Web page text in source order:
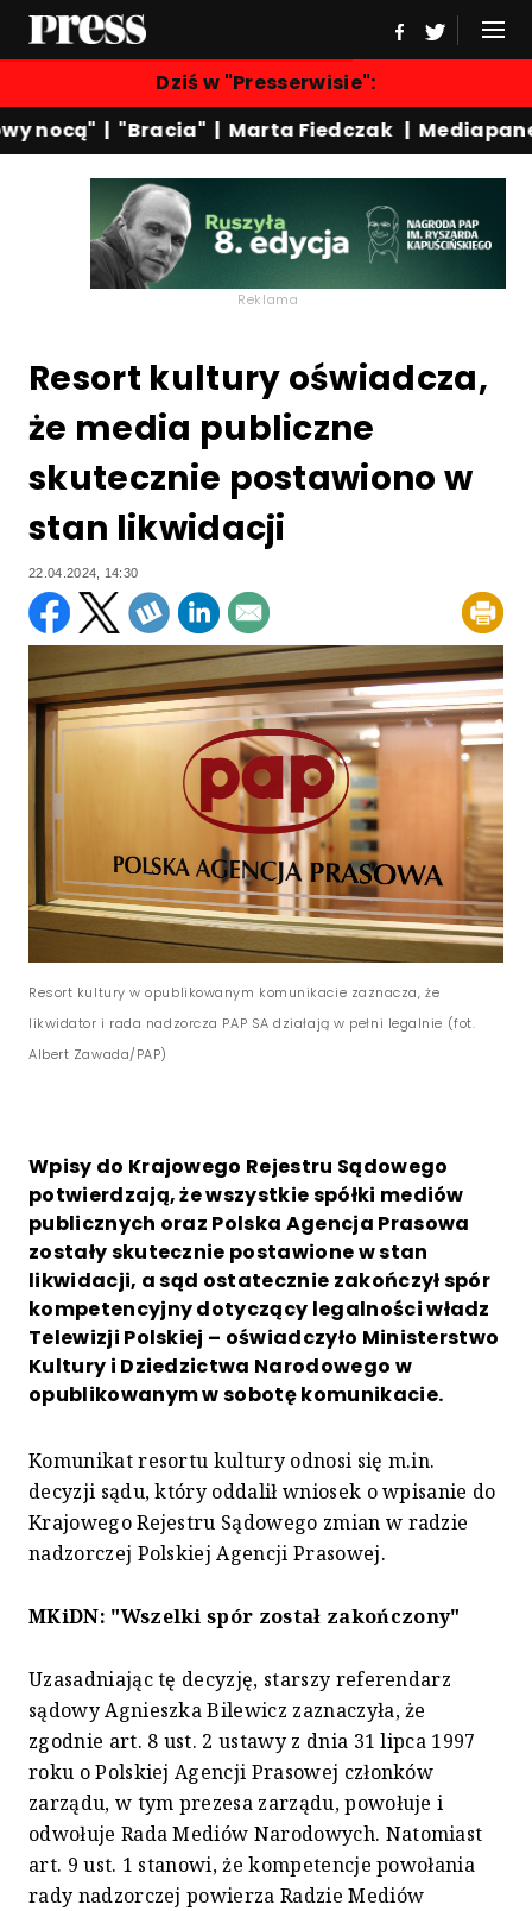
Dziś w "Presserwisie":
nocą"|"Bracia"| Marta Fiedczak|Mediapanel
Reklama
Resort kultury oświadcza,
że media publiczne
skutecznie postawiono w
stan likwidacji
22.04.2024, 14:30
Resort kultury w opublikowanym komunikacie zaznacza, że
likwidator i rada nadzorcza PAP SA działają w pełni legalnie (fot.
Albert Zawada/PAP)
Wpisy do Krajowego Rejestru Sądowego
potwierdzają, że wszystkie spółki mediów
publicznych oraz Polska Agencja Prasowa
zostały skutecznie postawione w stan
likwidacji, a sąd ostatecznie zakończył spór
kompetencyjny dotyczący legalności władz
Telewizji Polskiej – oświadczyło Ministerstwo
Kultury i Dziedzictwa Narodowego w
opublikowanym w sobotę komunikacie.
Komunikat resortu kultury odnosi się m.in.
decyzji sądu, który oddalił wniosek o wpisanie do
Krajowego Rejestru Sądowego zmian w radzie
nadzorczej Polskiej Agencji Prasowej.
MKiDN: "Wszelki spór został zakończony"
Uzasadniając tę decyzję, starszy referendarz
sądowy Agnieszka Bilewicz zaznaczyła, że
zgodnie art. 8 ust. 2 ustawy z dnia 31 lipca 1997
roku o Polskiej Agencji Prasowej członków
zarządu, w tym prezesa zarządu, powołuje i
odwołuje Rada Mediów Narodowych. Natomiast
art. 9 ust. 1 stanowi, że kompetencje powołania
rady nadzorczej powierza Radzie Mediów